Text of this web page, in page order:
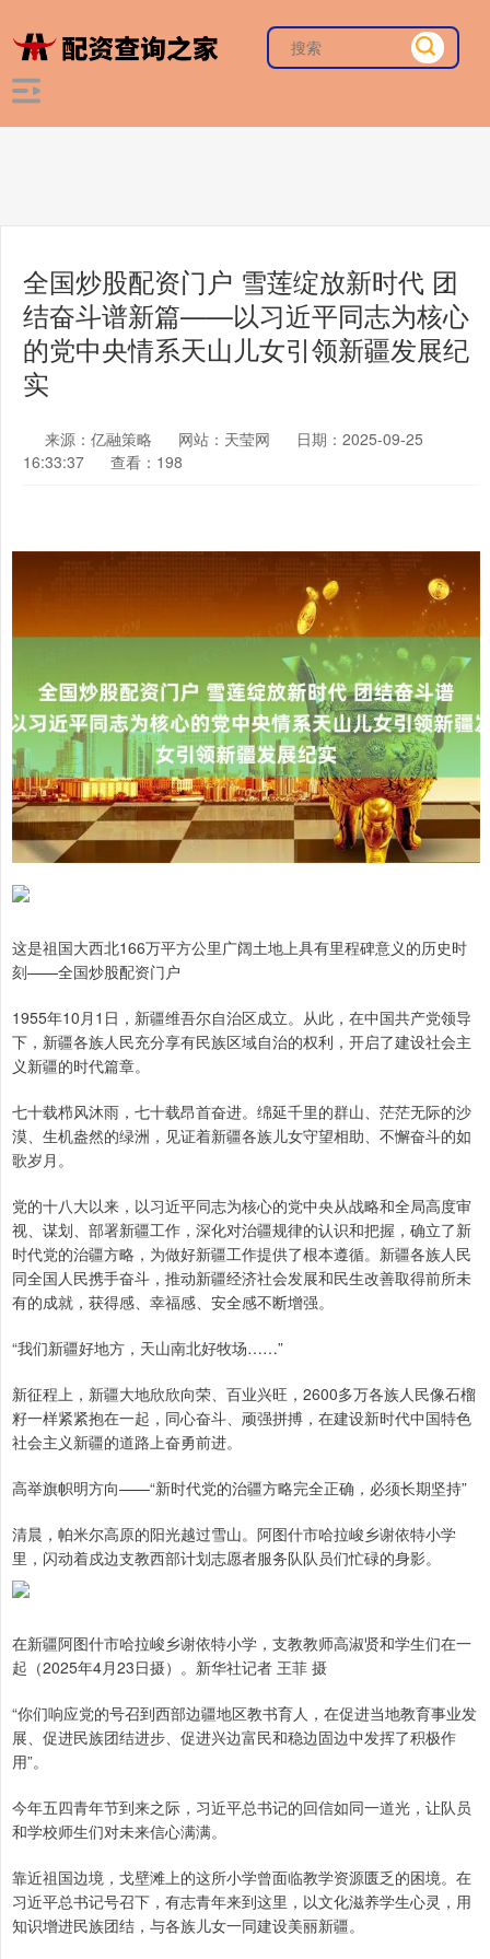
全国炒股配资门户 雪莲绽放新时代 团
结奋斗谱新篇——以习近平同志为核心
的党中央情系天山儿女引领新疆发展纪
实
来源：亿融策略 网站：天莹网
日期：2025-09-25
16:33:37
查看：198
这是祖国大西北166万平方公里广阔土地上具有里程碑意义的历史时
刻——全国炒股配资门户
1955年10月1日，新疆维吾尔自治区成立。从此，在中国共产党领导
下，新疆各族人民充分享有民族区域自治的权利，开启了建设社会主
义新疆的时代篇章。
七十载栉风沐雨，七十载昂首奋进。绵延千里的群山、茫茫无际的沙
漠、生机盎然的绿洲，见证着新疆各族儿女守望相助、不懈奋斗的如
歌岁月。
党的十八大以来，以习近平同志为核心的党中央从战略和全局高度审
视、谋划、部署新疆工作，深化对治疆规律的认识和把握，确立了新
时代党的治疆方略，为做好新疆工作提供了根本遵循。新疆各族人民
同全国人民携手奋斗，推动新疆经济社会发展和民生改善取得前所未
有的成就，获得感、幸福感、安全感不断增强。
“我们新疆好地方，天山南北好牧场……”
新征程上，新疆大地欣欣向荣、百业兴旺，2600多万各族人民像石榴
籽一样紧紧抱在一起，同心奋斗、顽强拼搏，在建设新时代中国特色
社会主义新疆的道路上奋勇前进。
高举旗帜明方向——“新时代党的治疆方略完全正确，必须长期坚持”
清晨，帕米尔高原的阳光越过雪山。阿图什市哈拉峻乡谢依特小学
里，闪动着戍边支教西部计划志愿者服务队队员们忙碌的身影。
在新疆阿图什市哈拉峻乡谢依特小学，支教教师高淑贤和学生们在一
起（2025年4月23日摄）。新华社记者 王菲 摄
“你们响应党的号召到西部边疆地区教书育人，在促进当地教育事业发
展、促进民族团结进步、促进兴边富民和稳边固边中发挥了积极作
用”。
今年五四青年节到来之际，习近平总书记的回信如同一道光，让队员
和学校师生们对未来信心满满。
靠近祖国边境，戈壁滩上的这所小学曾面临教学资源匮乏的困境。在
习近平总书记号召下，有志青年来到这里，以文化滋养学生心灵，用
知识增进民族团结，与各族儿女一同建设美丽新疆。